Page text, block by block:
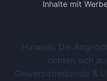
Inhalte mit
Hinweis: Die
richten sich
Gewerbetreibende &